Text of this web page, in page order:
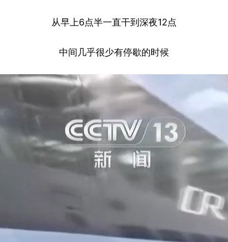
从早上6点半一直干到深夜12点
中间几乎很少有停歇的时候